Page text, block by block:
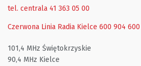
tel. centrala 41 363 05 00
Czerwona Linia Radia Kielce 600 904 600
101,4 MHz Świętokrzyskie
90,4 MHz Kielce